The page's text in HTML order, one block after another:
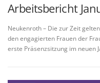
Arbeitsbericht
Neukenroth – Die zur Zeit
den engagierten Frauen der
erste Präsenzsitzung im neuen